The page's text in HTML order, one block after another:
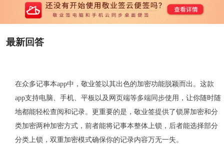
最新回答
在众多记事本app中，敬业签以其出色的加密功能脱颖而出。这款
app支持电脑、手机、平板以及网页端等多端同步使用，让你随时随
地都能轻松查阅和记录。更重要的是，敬业签提供了锁屏加密和分
类加密两种加密方式，前者能将记事本整体上锁，后者能选择部分
分类上锁，双重加密模式确保你的记录内容万无一失。